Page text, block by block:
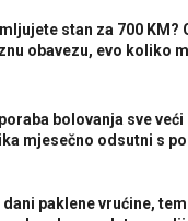
stan za 700 KM?
obavezu, evo koliko
bolovanja sve
mjesečno odsutni s
dani paklene vrućine,